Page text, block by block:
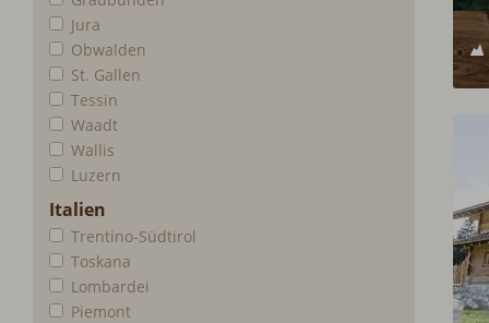
Jura
Obwalden
St. Gallen
Tessin
Waadt
Wallis
Luzern
Italien
Trentino-Südtirol
Toskana
Lombardei
Piemont